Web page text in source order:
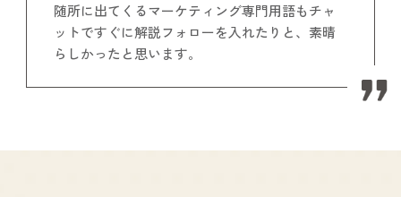
随所に出てくるマーケティング専門用語もチャ
ットですぐに解説フォローを入れたりと、素晴
らしかったと思います。